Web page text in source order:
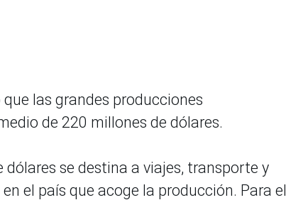
las grandes producciones
de 220 millones de dólares.
dólares se destina a viajes, transporte y
el país que acoge la producción. Para el